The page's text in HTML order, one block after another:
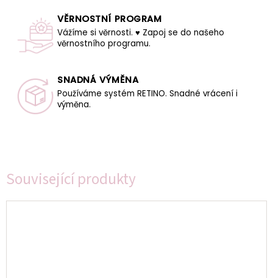
Související produkty
VĚRNOSTNÍ PROGRAM
Vážíme si věrnosti. ♥ Zapoj se do našeho
věrnostního programu.
SNADNÁ VÝMĚNA
Používáme systém RETINO. Snadné vrácení i
výměna.